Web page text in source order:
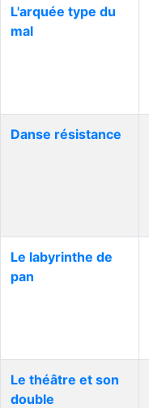
L'arquée type du
mal
Danse résistance
Le labyrinthe de
pan
Le théâtre et son
double